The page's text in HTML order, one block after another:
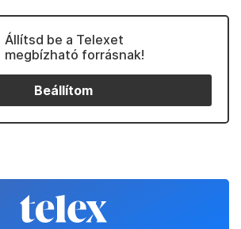
Állítsd be a Telexet
megbízható forrásnak!
Beállítom